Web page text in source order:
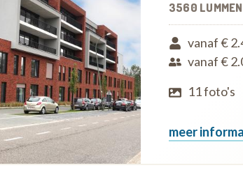
3560 LUMMEN
vanaf €
vanaf €
11 foto's
meer